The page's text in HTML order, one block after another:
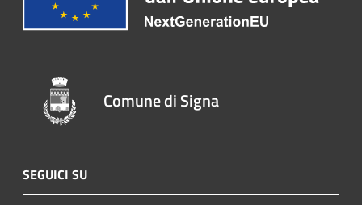
Comune di Signa
SEGUICI SU